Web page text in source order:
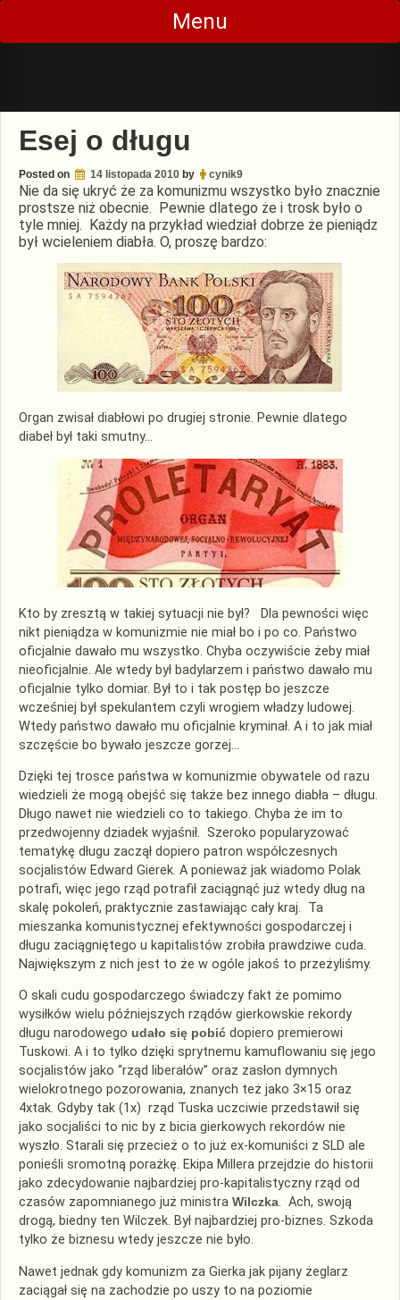
Skip
content
Menu
Esej o długu
Posted on 14 listopada 2010 by cynik9
Nie da się ukryć że za komunizmu wszystko było znacznie
prostsze niż obecnie. Pewnie dlatego że i trosk było o
tyle mniej. Każdy na przykład wiedział dobrze że pieniądz
był wcieleniem diabła. O, proszę bardzo:
Organ zwisał diabłowi po drugiej stronie. Pewnie dlatego
diabeł był taki smutny…
Kto by zresztą w takiej sytuacji nie był? Dla pewności więc
nikt pieniądza w komunizmie nie miał bo i po co. Państwo
oficjalnie dawało mu wszystko. Chyba oczywiście żeby miał
nieoficjalnie. Ale wtedy był badylarzem i państwo dawało mu
oficjalnie tylko domiar. Był to i tak postęp bo jeszcze
wcześniej był spekulantem czyli wrogiem władzy ludowej.
Wtedy państwo dawało mu oficjalnie kryminał. A i to jak miał
szczęście bo bywało jeszcze gorzej…
Dzięki tej trosce państwa w komunizmie obywatele od razu
wiedzieli że mogą obejść się także bez innego diabła – długu.
Długo nawet nie wiedzieli co to takiego. Chyba że im to
przedwojenny dziadek wyjaśnił. Szeroko popularyzować
tematykę długu zaczął dopiero patron współczesnych
socjalistów Edward Gierek. A ponieważ jak wiadomo Polak
potrafi, więc jego rząd potrafił zaciągnąć już wtedy dług na
skalę pokoleń, praktycznie zastawiając cały kraj. Ta
mieszanka komunistycznej efektywności gospodarczej i
długu zaciągniętego u kapitalistów zrobiła prawdziwe cuda.
Największym z nich jest to że w ogóle jakoś to przeżyliśmy.
O skali cudu gospodarczego świadczy fakt że pomimo
wysiłków wielu późniejszych rządów gierkowskie rekordy
długu narodowego udało się pobić dopiero premierowi
Tuskowi. A i to tylko dzięki sprytnemu kamuflowaniu się jego
socjalistów jako “rząd liberałów” oraz zasłon dymnych
wielokrotnego pozorowania, znanych też jako 3×15 oraz
4xtak. Gdyby tak (1x) rząd Tuska uczciwie przedstawił się
jako socjaliści to nic by z bicia gierkowych rekordów nie
wyszło. Starali się przecież o to już ex-komuniści z SLD ale
ponieśli sromotną porażkę. Ekipa Millera przejdzie do historii
jako zdecydowanie najbardziej pro-kapitalistyczny rząd od
czasów zapomnianego już ministra Wilczka. Ach, swoją
drogą, biedny ten Wilczek. Był najbardziej pro-biznes. Szkoda
tylko że biznesu wtedy jeszcze nie było.
Nawet jednak gdy komunizm za Gierka jak pijany żeglarz
zaciągał się na zachodzie po uszy to na poziomie